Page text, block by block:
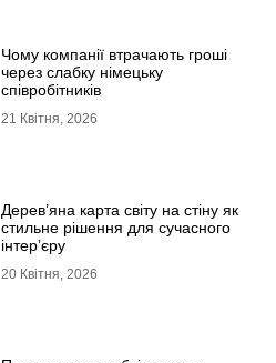
Чому компанії втрачають гроші
через слабку німецьку
співробітників
21 Квітня, 2026
Дерев’яна карта світу на стіну як
стильне рішення для сучасного
інтер’єру
20 Квітня, 2026